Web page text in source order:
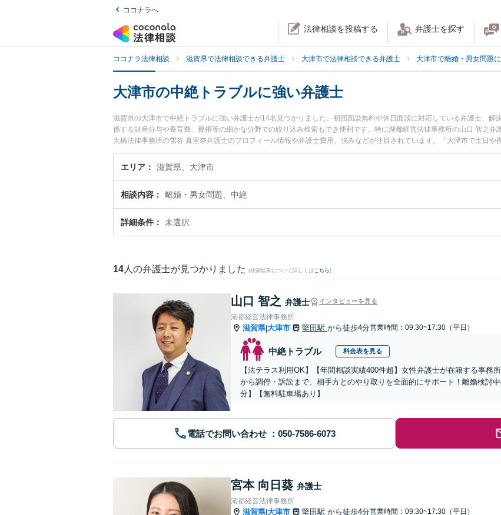
ココナラへ
法律相談を投稿する 弁護士を探す
ココナラ法律相談 滋賀県で法律相談できる弁護士 大津市で法律相談できる弁護士 大津市で離婚・男女問題
大津市の中絶トラブルに強い弁護士
滋賀県の大津市で中絶トラブルに強い弁護士が14名見つかりました。初回面談無料や休日面談に対応している弁護士、解
係する財産分与や養育費、親権等の細かな分野での絞り込み検索もでき便利です。特に湖都経営法律事務所の山口 智之弁
大橋法律事務所の雪谷 真里奈弁護士のプロフィール情報や弁護士費用、強みなどが注目されています。『大津市で土日
士に相談したい』『中絶トラブルのトラブル解決の実績豊富な近くの弁護士を検索したい』『初回相談無料で中絶トラブ
などでお困りの相談者さんにおすすめです。
エリア 滋賀県、大津市
相談内容 離婚・男女問題、中絶
詳細条件 未選択
14 人の弁護士が見つかりました (検索結果について詳しくは こちら)
山口 智之 弁護士 インタビューを見る
湖都経営法律事務所
滋賀県|大津市 堅田駅 から徒歩4分営業時間：09:30~17:30（平日）
中絶トラブル 料金表を見る
【法テラス利用OK】【年間相談実績400件超】女性弁護士が在籍する事務
から調停・訴訟まで、相手方とのやり取りを全面的にサポート！離婚検討
分】【無料駐車場あり】
電話でお問い合わせ
宮本 向日葵 弁護士
湖都経営法律事務所
滋賀県|大津市 堅田駅 から徒歩4分営業時間：09:30~17:30（平日）